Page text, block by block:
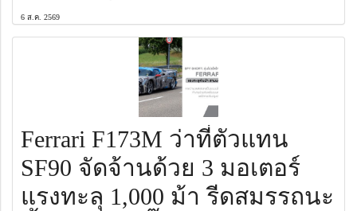
6 ส.ค. 2569
Ferrari F173M ว่าที่ตัวแทน
SF90 จัดจ้านด้วย 3 มอเตอร์
แรงทะลุ 1,000 ม้า รีดสมรรถนะ